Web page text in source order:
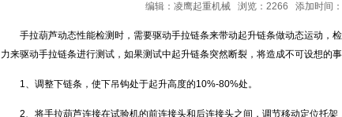
编辑：凌鹰起重机械 浏览：2266 添加时间
手拉葫芦动态性能检测时，需要驱动手拉链条来带动起升链条做动态运动，
力来驱动手拉链条进行测试，如果测试中起升链条突然断裂，将造成不可设想的
1、调整下链条，使下吊钩处于起升高度的10%-80%处。
2、将手拉葫芦连接在试验机的前连接头和后连接头之间，调节移动定位托